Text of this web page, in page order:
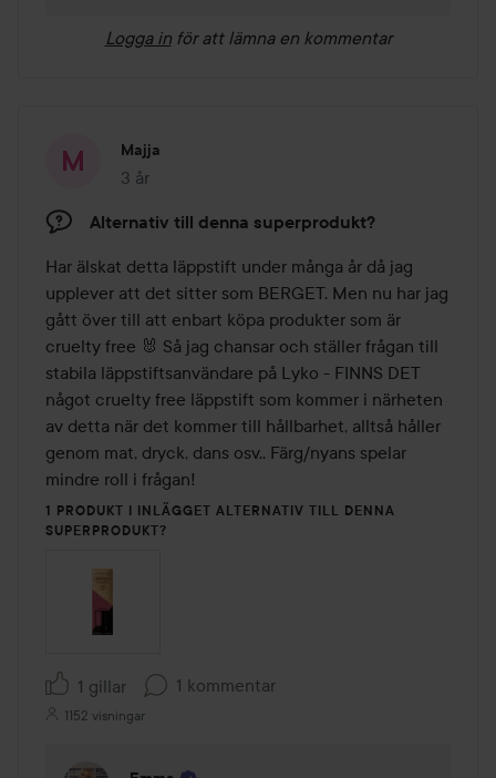
Logga in för att lämna en kommentar
Majja
3 år
Inlägget skapades 3 år
Alternativ till denna superprodukt?
Har älskat detta läppstift under många år då jag
upplever att det sitter som BERGET. Men nu har jag
gått över till att enbart köpa produkter som är
cruelty free 🐰 Så jag chansar och ställer frågan till
stabila läppstiftsanvändare på Lyko - FINNS DET
något cruelty free läppstift som kommer i närheten
av detta när det kommer till hållbarhet, alltså håller
genom mat, dryck, dans osv.. Färg/nyans spelar
mindre roll i frågan!
1 PRODUKT I INLÄGGET ALTERNATIV TILL DENNA
SUPERPRODUKT?
1 gillar 1 kommentar
1152 visningar